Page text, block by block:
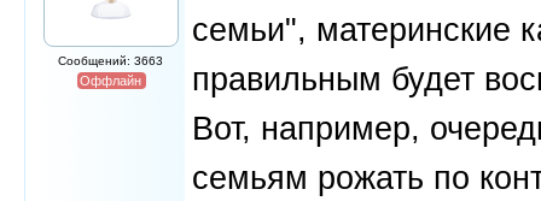
Сообщений: 3663
Оффлайн
семьи", материнские
правильным будет
Вот, например,
семьям рожать по